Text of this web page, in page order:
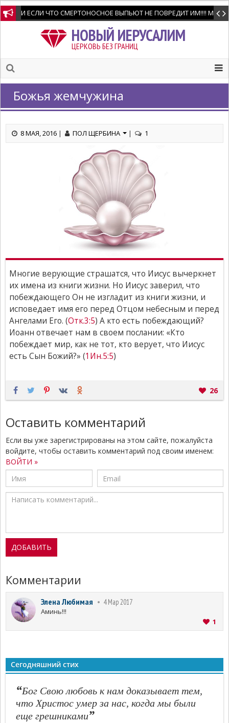
И ЕСЛИ ЧТО СМЕРТОНОСНОЕ ВЫПЬЮТ НЕ ПОВРЕДИТ ИМ!!!! Мне
НОВЫЙ ИЕРУСАЛИМ
ЦЕРКОВЬ БЕЗ ГРАНИЦ
Божья жемчужина
8 МАЯ, 2016 | ПОЛ ЩЕРБИНА | 1
Многие верующие страшатся, что Иисус вычеркнет
их имена из книги жизни. Но Иисус заверил, что
побеждающего Он не изгладит из книги жизни, и
исповедает имя его перед Отцом небесным и перед
Ангелами Его. (Отк.3:5) А кто есть побеждающий?
Иоанн отвечает нам в своем послании: «Кто
побеждает мир, как не тот, кто верует, что Иисус
есть Сын Божий?» (1Ин.5:5)
26
Оставить комментарий
Если вы уже зарегистрированы на этом сайте, пожалуйста
войдите, чтобы оставить комментарий под своим именем:
ВОЙТИ »
Комментарии
Элена Любимая 4 Мар 2017
Аминь!!!
1
Сегодняшний стих
“Бог Свою любовь к нам доказывает тем,
что Христос умер за нас, когда мы были
еще грешниками”